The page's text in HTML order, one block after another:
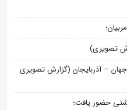
تصویری)
– آذربایجان (گزارش تصویری
حضور یافت؛